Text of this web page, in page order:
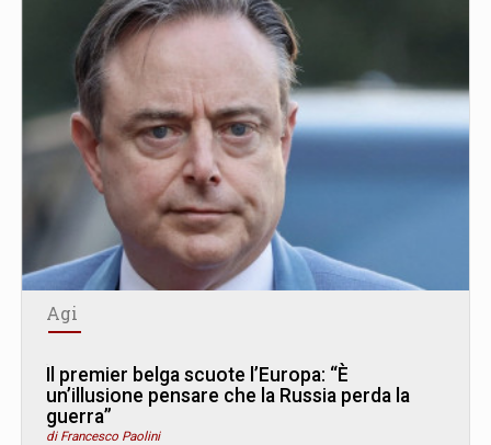
Agi
Il premier belga scuote l’Europa: “È
un’illusione pensare che la Russia perda la
guerra”
di Francesco Paolini